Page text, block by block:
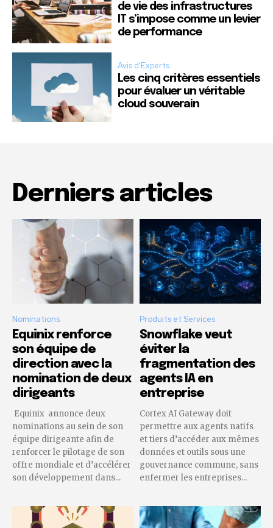
de vie des infrastructures
IT s’impose comme un levier
de performance
Avis d'Experts
Les cinq critères essentiels
pour évaluer un véritable
cloud souverain
Derniers articles
Nominations
Equinix renforce
son équipe de
direction avec la
nomination de deux
dirigeants
Equinix annonce deux
nominations au sein de son
équipe dirigeante afin de
renforcer le pilotage de son
offre mondiale et d’accélérer
son développement dans...
Produits et Services
Snowflake veut
éviter la
fragmentation des
agents IA en
entreprise
Cortex AI Gateway doit
permettre aux agents natifs
et tiers d’accéder aux mêmes
données et outils sous une
gouvernance commune, sans
enfermer les entreprises...